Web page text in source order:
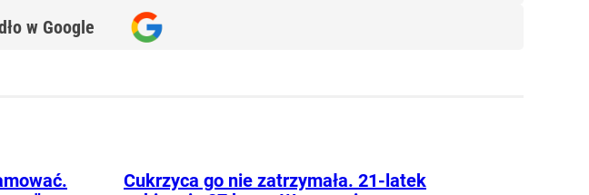
w Google
Cukrzyca go nie zatrzymała. 21-latek